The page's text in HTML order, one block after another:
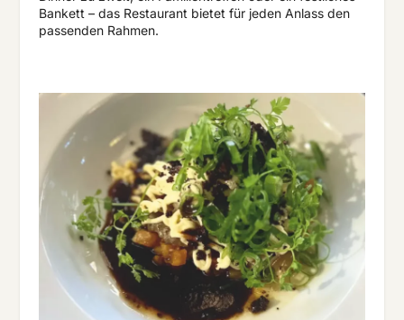
Bankett – das Restaurant bietet für jeden Anlass den
passenden Rahmen.